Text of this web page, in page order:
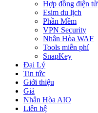
Hợp đồng điện tử
Esim du lịch
Phần Mềm
VPN Security
Nhân Hòa WAF
Tools miễn phí
SnapKey
Đại Lý
Tin tức
Giới thiệu
Giá
Nhân Hòa AIO
Liên hệ